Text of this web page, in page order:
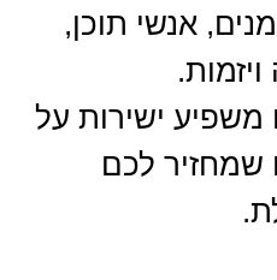
אנשי תוכן,
ישירות על
שמחזיר לכם